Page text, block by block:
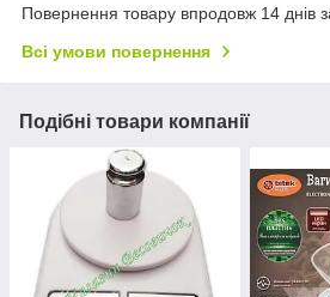
Повернення товару впродовж 14 днів
Всі умови повернення
Подібні товари компанії